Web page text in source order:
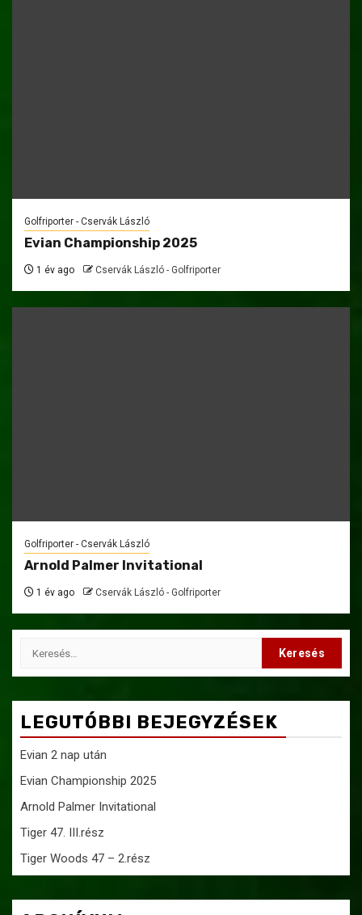
Golfriporter - Cservák László
Evian Championship 2025
1 év ago Cservák László - Golfriporter
Golfriporter - Cservák László
Arnold Palmer Invitational
1 év ago Cservák László - Golfriporter
Keresés:
LEGUTÓBBI BEJEGYZÉSEK
Evian 2 nap után
Evian Championship 2025
Arnold Palmer Invitational
Tiger 47. III.rész
Tiger Woods 47 – 2.rész